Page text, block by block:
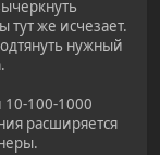
тут же исчезает.
нужный
100-1000
расширяется